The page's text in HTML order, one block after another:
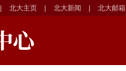
| 北大主页 | 北大新闻 | 北大邮箱